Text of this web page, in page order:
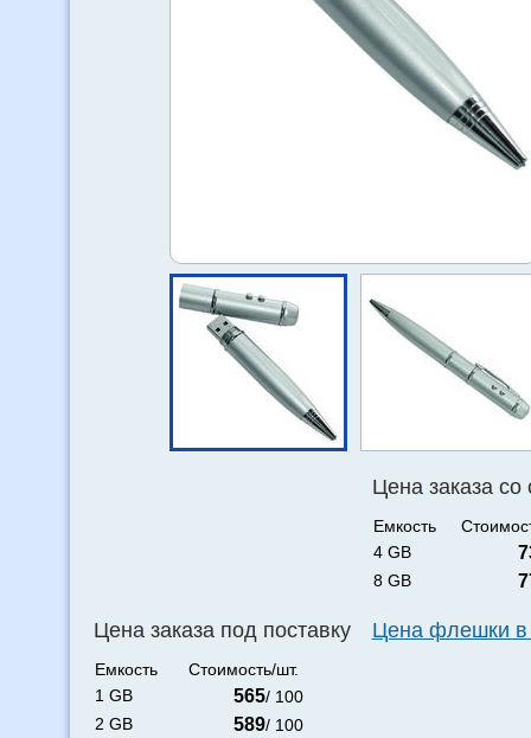
Цена заказа под поставку
Емкость
Стоимость/шт.
1 GB
565/ 100
2 GB
589/ 100
Цена заказа со
Емкость
4 GB
8 GB
Цена флешки в